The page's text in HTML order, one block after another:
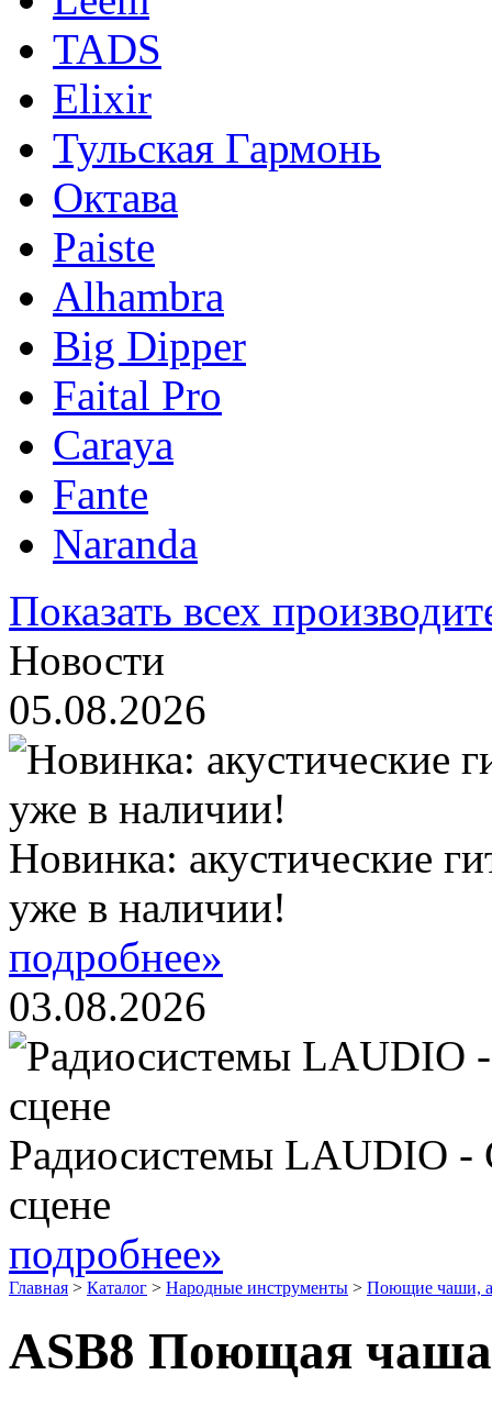
TADS
Elixir
Тульская Гармонь
Октава
Paiste
Alhambra
Big Dipper
Faital Pro
Caraya
Fante
Naranda
Показать всех
Новости
05.08.2026
Новинка: акустические
уже в наличии!
подробнее»
03.08.2026
Радиосистемы LAUDIO -
сцене
подробнее»
Главная > Каталог > Народные инструменты > Поющие чаши,
ASB8 Поющая